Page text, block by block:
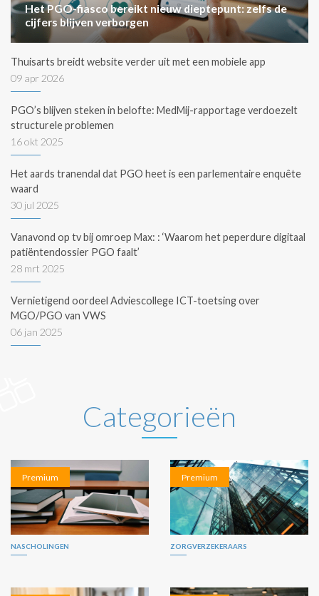
Het PGO-fiasco bereikt nieuw dieptepunt: zelfs de
cijfers blijven verborgen
Thuisarts breidt website verder uit met een mobiele app
09 apr 2026
PGO’s blijven steken in belofte: MedMij-rapportage verdoezelt
structurele problemen
16 okt 2025
Het aards tranendal dat PGO heet is een parlementaire enquête
waard
30 jul 2025
Vanavond op tv bij omroep Max: : ‘Waarom het peperdure digitaal
patiëntendossier PGO faalt’
28 mrt 2025
Vernietigend oordeel Adviescollege ICT-toetsing over
MGO/PGO van VWS
06 jan 2025
Categorieën
Premium
NASCHOLINGEN
Premium
ZORGVERZEKERAARS